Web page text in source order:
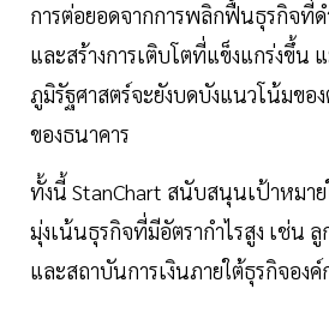
การต่อยอดจากการพลิกฟื้นธุรกิจที่ด
และสร้างการเติบโตที่แข็งแกร่งขึ้น
ภูมิรัฐศาสตร์จะยังบดบังแนวโน้มขอ
ของธนาคาร
ทั้งนี้ StanChart สนับสนุนเป้าหมา
มุ่งเน้นธุรกิจที่มีอัตรากำไรสูง เช่น ลู
และสถาบันการเงินภายใต้ธุรกิจอง